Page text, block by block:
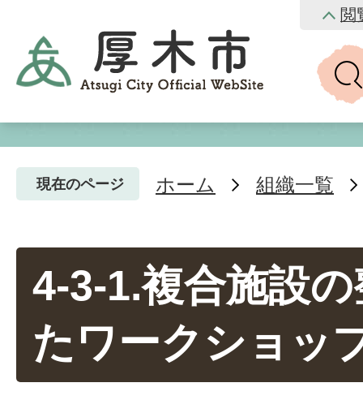
閲
現在のページ ホーム 組織一覧
4-3-1.複合施設
たワークショッ